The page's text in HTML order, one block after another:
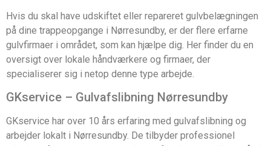
Hvis du skal have udskiftet eller repareret gulvbelægningen
på dine trappeopgange i Nørresundby, er der flere erfarne
gulvfirmaer i området, som kan hjælpe dig. Her finder du en
oversigt over lokale håndværkere og firmaer, der
specialiserer sig i netop denne type arbejde.
GKservice – Gulvafslibning Nørresundby
GKservice har over 10 års erfaring med gulvafslibning og
arbejder lokalt i Nørresundby. De tilbyder professionel